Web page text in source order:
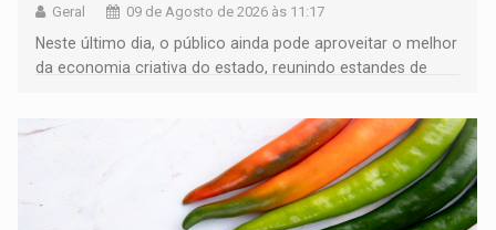
Geral 09 de Agosto de 2026 às 11:17
Neste último dia, o público ainda pode aproveitar o melhor
da economia criativa do estado, reunindo estandes de